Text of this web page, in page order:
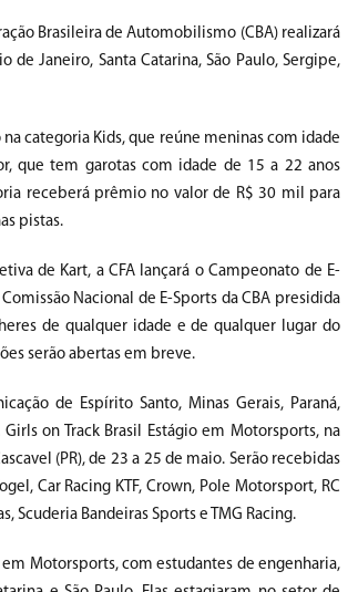
Brasileira de Automobilismo (CBA) realizará
Janeiro, Santa Catarina, São Paulo, Sergipe,
categoria Kids, que reúne meninas com idade
que tem garotas com idade de 15 a 22 anos
receberá prêmio no valor de R$ 30 mil para
pistas.
de Kart, a CFA lançará o Campeonato de E-
Nacional de E-Sports da CBA presidida
de qualquer idade e de qualquer lugar do
serão abertas em breve.
de Espírito Santo, Minas Gerais, Paraná,
on Track Brasil Estágio em Motorsports, na
(PR), de 23 a 25 de maio. Serão recebidas
Car Racing KTF, Crown, Pole Motorsport, RC
Scuderia Bandeiras Sports e TMG Racing.
em Motorsports, com estudantes de engenharia,